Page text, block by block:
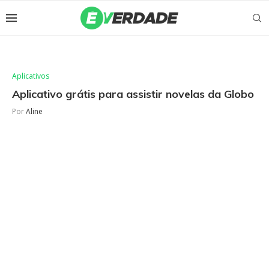
Aplicativos
Aplicativo grátis para assistir novelas da Globo
PorAline